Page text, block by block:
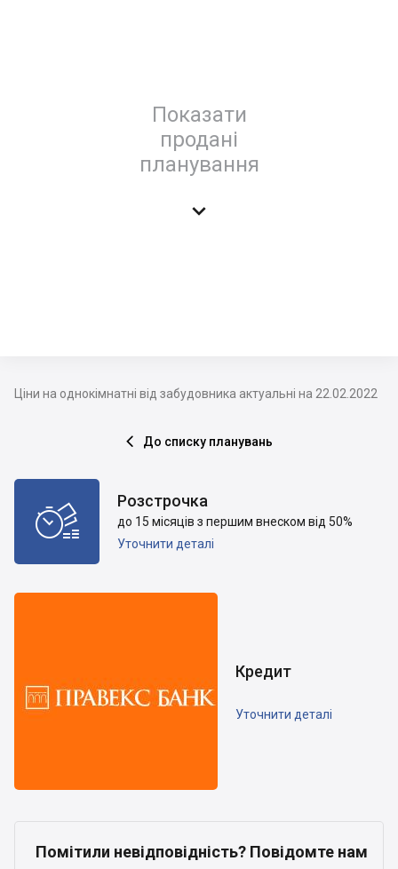
Показати
продані
планування

Ціни на однокімнатні від забудовника актуальні на 22.02.2022
 До списку планувань

Розстрочка
до 15 місяців з першим внеском від 50%
Уточнити деталі
Кредит
Уточнити деталі
Помітили невідповідність? Повідомте нам